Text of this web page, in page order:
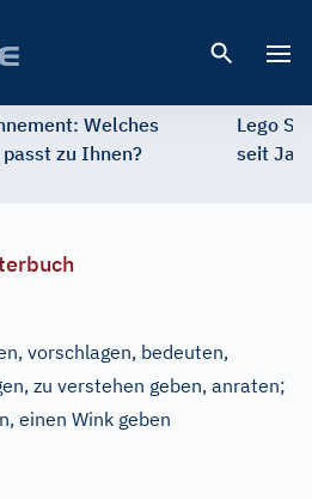
Welches
zu Ihnen?
Lego
seit
vorschlagen, bedeuten,
zu verstehen geben, anraten;
einen Wink geben